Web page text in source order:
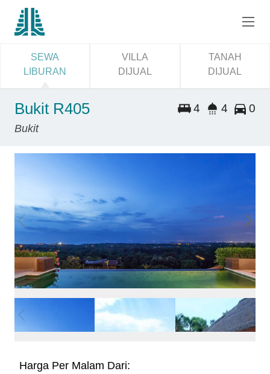
SEWA
LIBURAN
VILLA
DIJUAL
TANAH
DIJUAL
Bukit R405
Bukit
4 4 0
Harga Per Malam Dari: